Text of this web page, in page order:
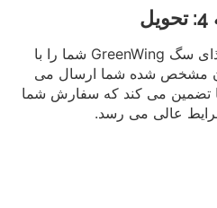
پس از تولید، کیسه های غذای سگ GreenWing شما را با
مشخص شده شما ارسال می
ما تضمین می کند که سفارش شما
عالی می رسد.